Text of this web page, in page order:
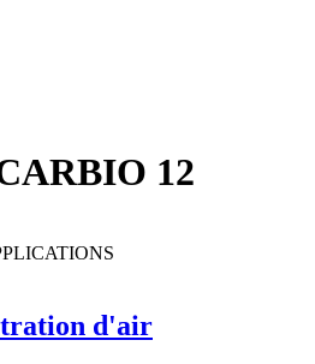
12
d'air